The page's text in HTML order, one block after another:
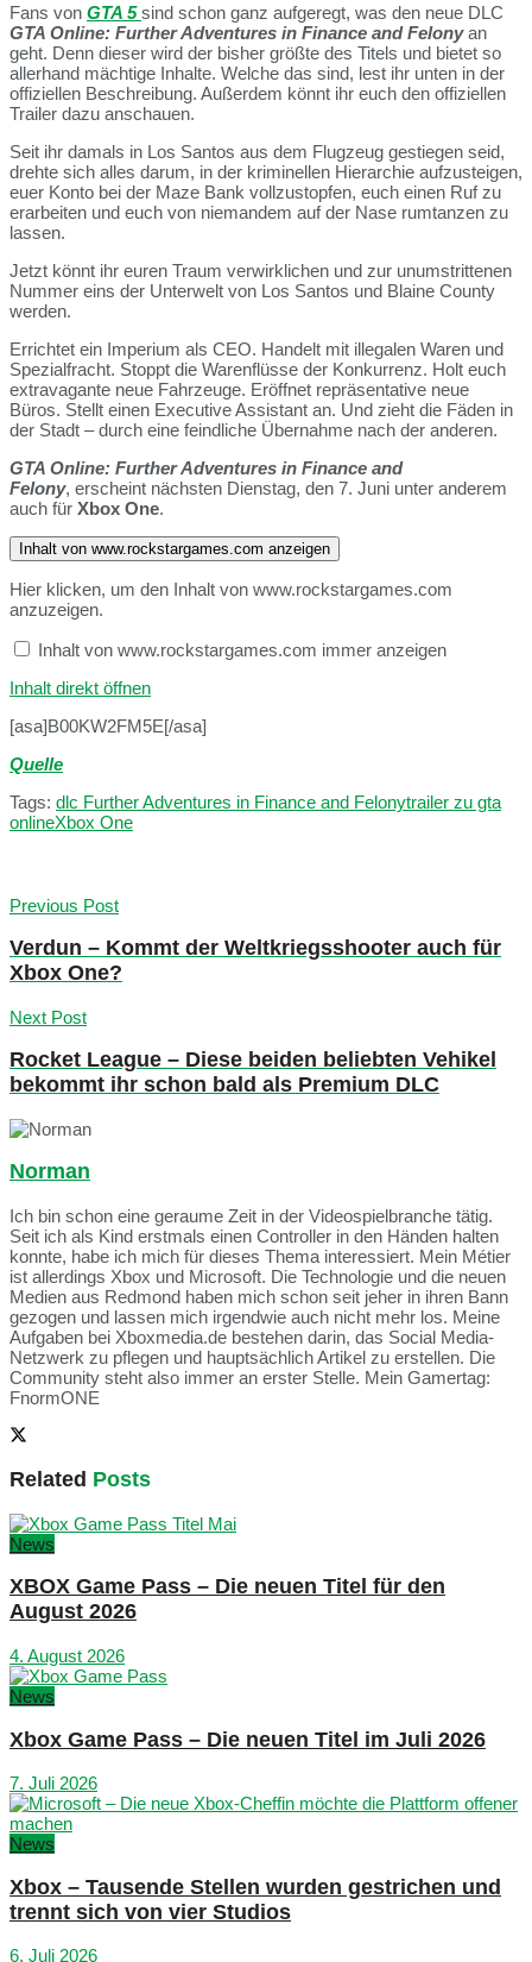
Fans von GTA 5 sind schon ganz aufgeregt, was den neue DLC
GTA Online: Further Adventures in Finance and Felonyan
geht. Denn dieser wird der bisher größte des Titels und bietet so
allerhand mächtige Inhalte. Welche das sind, lest ihr unten in der
offiziellen Beschreibung. Außerdem könnt ihr euch den offiziellen
Trailer dazu anschauen.
Seit ihr damals in Los Santos aus dem Flugzeug gestiegen seid,
drehte sich alles darum, in der kriminellen Hierarchie aufzusteigen,
euer Konto bei der Maze Bank vollzustopfen, euch einen Ruf zu
erarbeiten und euch von niemandem auf der Nase rumtanzen zu
lassen.
Jetzt könnt ihr euren Traum verwirklichen und zur unumstrittenen
Nummer eins der Unterwelt von Los Santos und Blaine County
werden.
Errichtet ein Imperium als CEO. Handelt mit illegalen Waren und
Spezialfracht. Stoppt die Warenflüsse der Konkurrenz. Holt euch
extravagante neue Fahrzeuge. Eröffnet repräsentative neue
Büros. Stellt einen Executive Assistant an. Und zieht die Fäden in
der Stadt – durch eine feindliche Übernahme nach der anderen.
GTA Online: Further Adventures in Finance and
Felony, erscheint nächsten Dienstag, den 7. Juni unter anderem
auch für Xbox One.
Inhalt von www.rockstargames.com anzeigen
Hier klicken, um den Inhalt von www.rockstargames.com
anzuzeigen.
Inhalt von www.rockstargames.com immer anzeigen
Inhalt direkt öffnen
[asa]B00KW2FM5E[/asa]
Quelle
Tags: dlc Further Adventures in Finance and Felonytrailer zu gta
onlineXbox One
Previous Post
Verdun – Kommt der Weltkriegsshooter auch für
Xbox One?
Next Post
Rocket League – Diese beiden beliebten Vehikel
bekommt ihr schon bald als Premium DLC
Norman
Ich bin schon eine geraume Zeit in der Videospielbranche tätig.
Seit ich als Kind erstmals einen Controller in den Händen halten
konnte, habe ich mich für dieses Thema interessiert. Mein Métier
ist allerdings Xbox und Microsoft. Die Technologie und die neuen
Medien aus Redmond haben mich schon seit jeher in ihren Bann
gezogen und lassen mich irgendwie auch nicht mehr los. Meine
Aufgaben bei Xboxmedia.de bestehen darin, das Social Media-
Netzwerk zu pflegen und hauptsächlich Artikel zu erstellen. Die
Community steht also immer an erster Stelle. Mein Gamertag:
FnormONE
Related Posts
News
XBOX Game Pass – Die neuen Titel für den
August 2026
4. August 2026
News
Xbox Game Pass – Die neuen Titel im Juli 2026
7. Juli 2026
News
Xbox – Tausende Stellen wurden gestrichen und
trennt sich von vier Studios
6. Juli 2026